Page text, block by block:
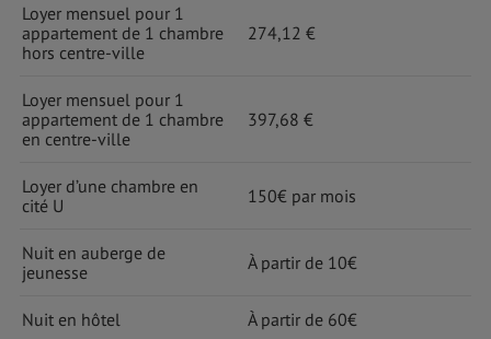
Loyer mensuel pour 1
appartement de 1 chambre
hors centre-ville
274,12 €
Loyer mensuel pour 1
appartement de 1 chambre
en centre-ville
397,68 €
Loyer d’une chambre en
cité U
150€ par mois
Nuit en auberge de
jeunesse
À partir de 10€
Nuit en hôtel À partir de 60€